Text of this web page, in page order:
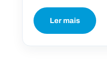
Ler mais